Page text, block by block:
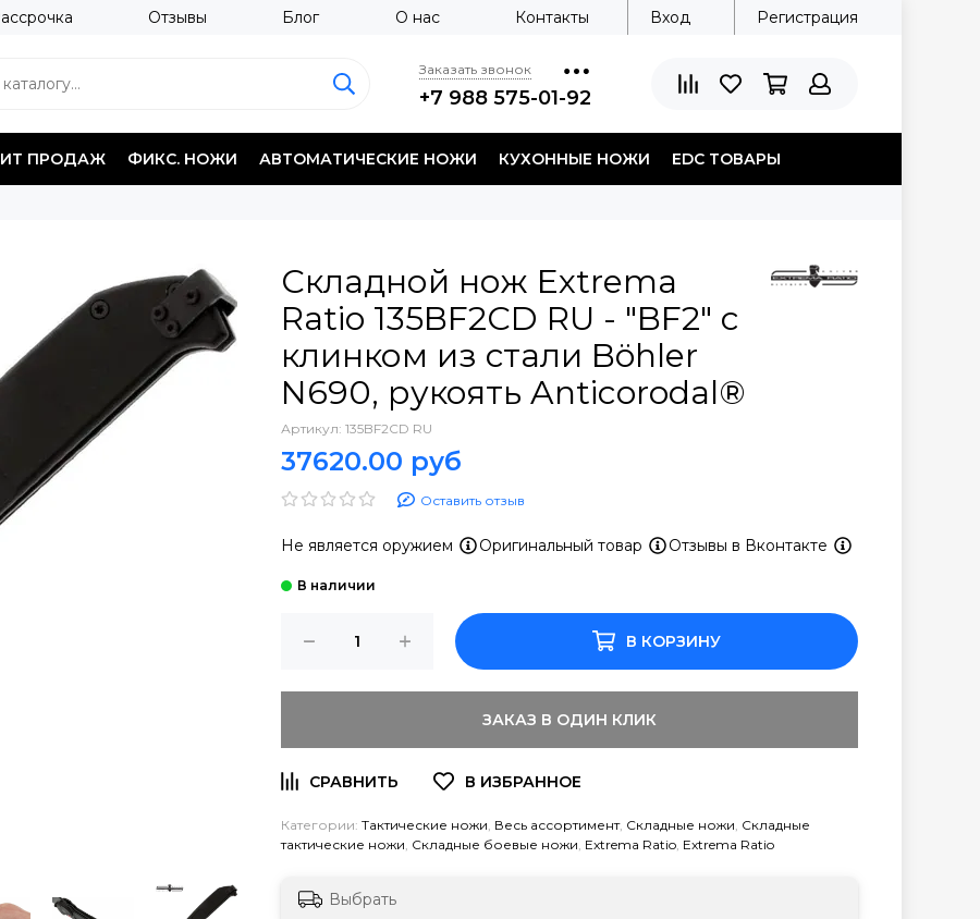
Отзывы Блог О нас Контакты Вход Регистрация
Заказать звонок
+7 988 575-01-92
ПРОДАЖ ФИКС. НОЖИ АВТОМАТИЧЕСКИЕ НОЖИ КУХОННЫЕ НОЖИ EDC ТОВАРЫ
Складной нож Extrema
Ratio 135BF2CD RU - "BF2" c
клинком из стали Böhler
N690, рукоять Anticorodal®
Артикул: 135BF2CD RU
37620.00 руб
Оставить отзыв
Не является оружием Оригинальный товар Отзывы в Вконтакте
В КОРЗИНУ
ЗАКАЗ В ОДИН КЛИК
Категории: Тактические ножи Весь ассортимент, Складные ножи Складные
тактические ножи Складные боевые ножи Extrema Ratio Extrema Ratio
Выбрать